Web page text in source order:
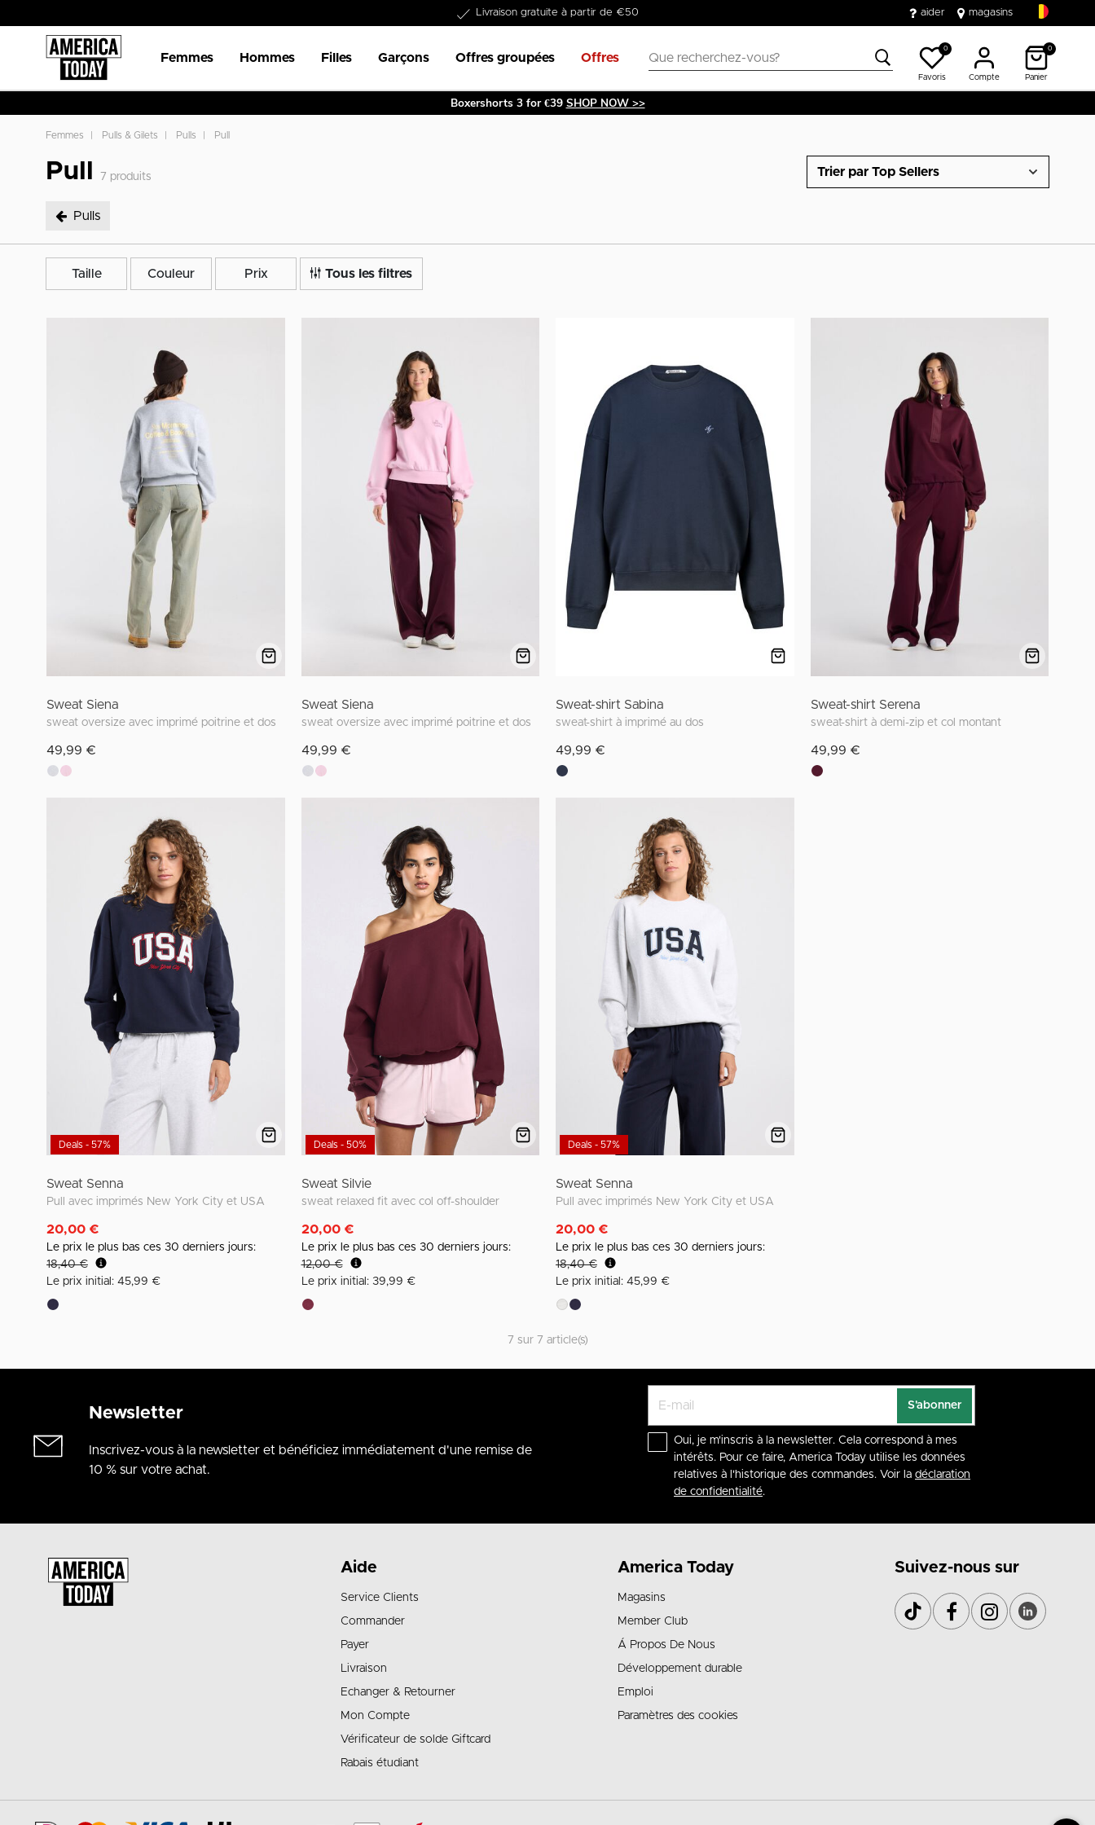
Livraison gratuite à partir de €50
Dans les 1-3 jours livrable aider magasins
Femmes Hommes Filles Garçons Offres groupées Offres
0
Favoris Compte
0
Panier
Boxershorts 3 for €39 SHOP NOW >>
Femmes Pulls & Gilets Pulls Pull
Pull 7 produits
Pulls
sélectionné Pulls
Taille Couleur Prix Tous les filtres
Sweat Siena
sweat oversize avec imprimé poitrine et dos
49,99 €
Sweat Siena
sweat oversize avec imprimé poitrine et dos
49,99 €
Sweat-shirt Sabina
sweat-shirt à imprimé au dos
49,99 €
Sweat-shirt Serena
sweat-shirt à demi-zip et col montant
49,99 €
Deals - 57%
Sweat Senna
Pull avec imprimés New York City et USA
20,00 €
Le prix le plus bas ces 30 derniers jours:
18,40 €
Le prix initial: 45,99 €
Deals - 50%
Sweat Silvie
sweat relaxed fit avec col off-shoulder
20,00 €
Le prix le plus bas ces 30 derniers jours:
12,00 €
Le prix initial: 39,99 €
Deals - 57%
Sweat Senna
Pull avec imprimés New York City et USA
20,00 €
Le prix le plus bas ces 30 derniers jours:
18,40 €
Le prix initial: 45,99 €
7 sur 7 article(s)
Newsletter
Inscrivez-vous à la newsletter et bénéficiez immédiatement d'une remise de
10 % sur votre achat.
S'abonner
Oui, je m'inscris à la newsletter. Cela correspond à mes
intérêts. Pour ce faire, America Today utilise les données
relatives à l'historique des commandes. Voir la déclaration
de confidentialité.
Aide
Service Clients
Commander
Payer
Livraison
Echanger & Retourner
Mon Compte
Vérificateur de solde Giftcard
Rabais étudiant
America Today
Magasins
Member Club
Á Propos De Nous
Développement durable
Emploi
Paramètres des cookies
Suivez-nous sur